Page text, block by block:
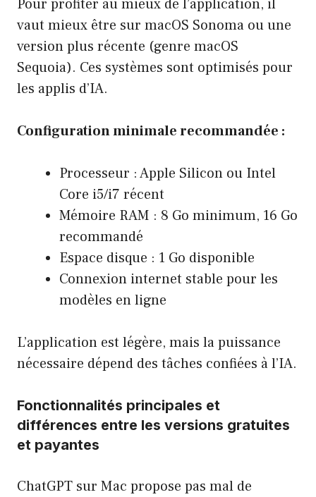
Pour profiter au mieux de l’application, il
vaut mieux être sur macOS Sonoma ou une
version plus récente (genre macOS
Sequoia). Ces systèmes sont optimisés pour
les applis d’IA.
Configuration minimale recommandée :
Processeur : Apple Silicon ou Intel
Core i5/i7 récent
Mémoire RAM : 8 Go minimum, 16 Go
recommandé
Espace disque : 1 Go disponible
Connexion internet stable pour les
modèles en ligne
L’application est légère, mais la puissance
nécessaire dépend des tâches confiées à l’IA.
Fonctionnalités principales et
différences entre les versions gratuites
et payantes
ChatGPT sur Mac propose pas mal de